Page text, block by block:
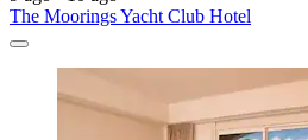
The Moorings Yacht Club Hotel